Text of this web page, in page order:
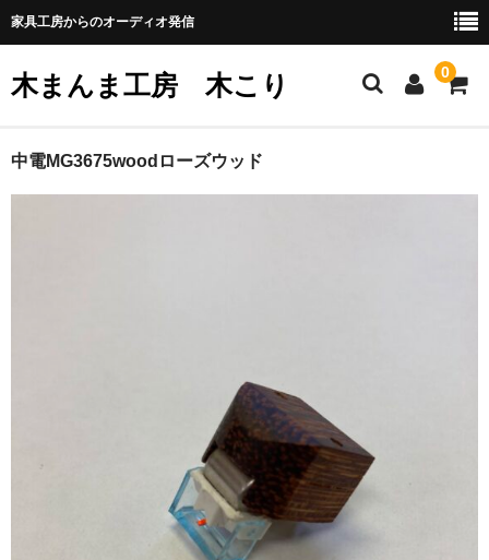
家具工房からのオーディオ発信
木まんま工房 木こり 0
ホーム
SHURE V-15typeⅢのwoodハウジング化
中電MG3675カートリッジのwoodハウジング化
欅製スタイラス（レコード針）ケース
中電MG3675woodローズウッド